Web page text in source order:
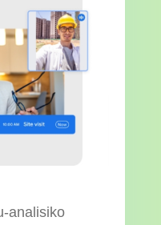
analisiko